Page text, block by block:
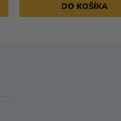
DO KOŠÍKA